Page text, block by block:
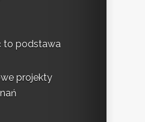
to podstawa
projekty